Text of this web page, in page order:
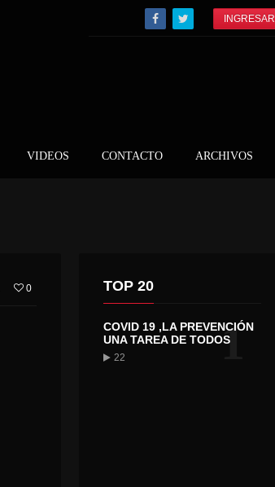
INGRESAR
VIDEOS CONTACTO ARCHIVOS
0 TOP 20
1
COVID 19 ,LA PREVENCIÓN
UNA TAREA DE TODOS
22